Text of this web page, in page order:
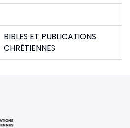
BIBLES ET PUBLICATIONS
CHRÉTIENNES